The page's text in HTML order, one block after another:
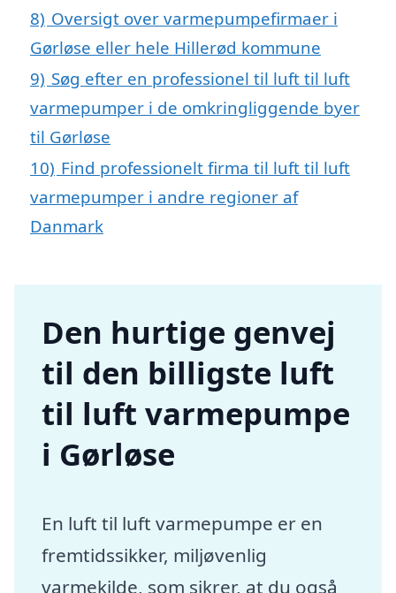
8) Oversigt over varmepumpefirmaer i
Gørløse eller hele Hillerød kommune
9) Søg efter en professionel til luft til luft
varmepumper i de omkringliggende byer
til Gørløse
10) Find professionelt firma til luft til luft
varmepumper i andre regioner af
Danmark
Den hurtige genvej
til den billigste luft
til luft varmepumpe
i Gørløse
En luft til luft varmepumpe er en
fremtidssikker, miljøvenlig
varmekilde, som sikrer, at du også